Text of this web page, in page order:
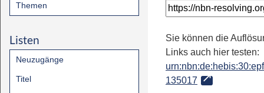
Themen
Listen
Neuzugänge
Titel
Sie können die
Links auch hier testen:
135017